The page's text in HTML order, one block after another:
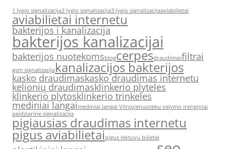
1 lygio signalizacija2 lygio signalizacija3 lygio signalizacijaaviabilietai
aviabilietai internetu
bakterijos i kanalizacija
bakterijos kanalizacijai
bakterijos nuotekomsblogcerpesdraudimasfiltrai
gsm signalizacijakanalizacijos bakterijos
kasko draudimaskasko draudimas internetu
kelionių draudimasklinkerio plyteles
klinkerio plytosklinkerio trinkeles
mediniai langai mediniai langai Vilniujenuoteku valymo irenginiai
peidziarine signalizacija
pigiausias draudimas internetu
pigus aviabilietaipigus lektuvu bilietai